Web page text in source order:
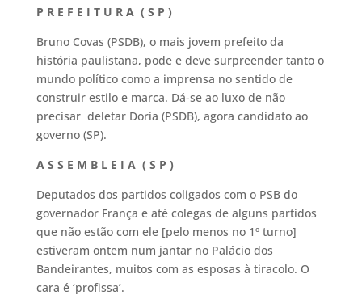
P R E F E I T U R A ( S P )
Bruno Covas (PSDB), o mais jovem prefeito da
história paulistana, pode e deve surpreender tanto o
mundo político como a imprensa no sentido de
construir estilo e marca. Dá-se ao luxo de não
precisar deletar Doria (PSDB), agora candidato ao
governo (SP).
A S S E M B L E I A ( S P )
Deputados dos partidos coligados com o PSB do
governador França e até colegas de alguns partidos
que não estão com ele [pelo menos no 1º turno]
estiveram ontem num jantar no Palácio dos
Bandeirantes, muitos com as esposas à tiracolo. O
cara é ‘profissa’.